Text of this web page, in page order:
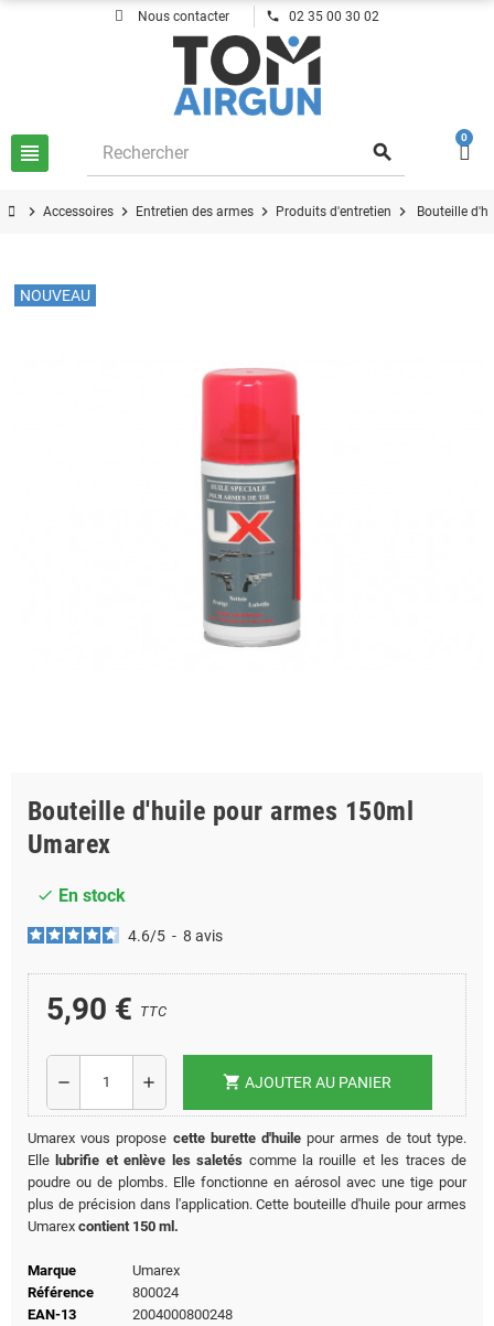
Nous contacter phone 02 35 00 30 02
view_headline search
0
chevron_right Accessoires chevron_right Entretien des armes chevron_right Produits d'entretien chevron_right Bouteille
NOUVEAU
Bouteille d'huile pour armes 150ml
Umarex
check En stock
4.6/5 - 8 avis
5,90 € TTC
remove add shopping_cart AJOUTER AU PANIER
Umarex vous propose cette burette d'huile pour armes de tout type.
Elle lubrifie et enlève les saletés comme la rouille et les traces de
poudre ou de plombs. Elle fonctionne en aérosol avec une tige pour
plus de précision dans l'application. Cette bouteille d'huile pour armes
Umarex contient 150 ml.
Marque
Umarex
Référence
800024
EAN-13
2004000800248